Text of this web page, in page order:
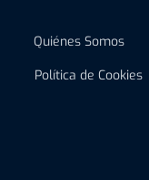
Quiénes Somos
Política de Cookies